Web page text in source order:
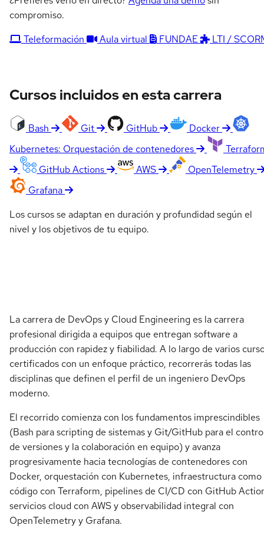
compromiso.
Teleformación
Aula virtual FUNDAE LTI /
Cursos incluidos en esta carrera
Bash Git GitHub
Docker
Kubernetes: Orquestación de contenedores
GitHub Actions
AWS
OpenTelemetry
Grafana
Los cursos se adaptan en duración y profundidad según el
nivel y los objetivos de tu equipo.
La carrera de DevOps y Cloud Engineering es la carrera
profesional dirigida a equipos que entregan software a
producción con rapidez y fiabilidad. A lo largo de varios
certificados con un enfoque práctico, recorrerás todas las
disciplinas que definen el perfil de un ingeniero DevOps
moderno.
El recorrido comienza con los fundamentos imprescindibles
(Bash para scripting de sistemas y Git/GitHub para el
de versiones y la colaboración en equipo) y avanza
progresivamente hacia tecnologías de contenedores con
Docker, orquestación con Kubernetes, infraestructura como
código con Terraform, pipelines de CI/CD con GitHub
servicios cloud con AWS y observabilidad integral con
OpenTelemetry y Grafana.